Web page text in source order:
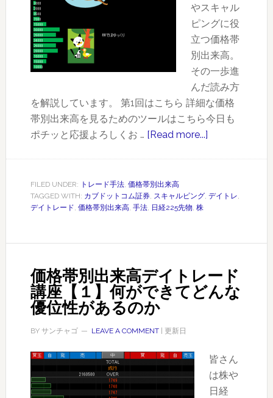
が
フ
ト
す
レ
ン
場
やスキャル
ピングに役
立つ価格帯
別出来高。
その一歩進
んだ読み方
を解説しています。 第1回はこちら 詳細な価格
帯別出来高を見るためのツールはこちら今日も
ポチッと応援よろしくお … [Read more...]
別
高
イ
ト
講
座
【２】
FILED UNDER: トレード手法, 価格帯別出来高
TAGGED WITH: カブドットコム証券, スキャルピング, デイトレ,
デイトレード, 価格帯別出来高, 手法, 日経225先物, 株
価格帯別出来高デイトレード
講座【１】何ができてどんな
優位性があるのか
BY サンチャゴ LEAVE A COMMENT| 更新日
皆さん
は株や
日経